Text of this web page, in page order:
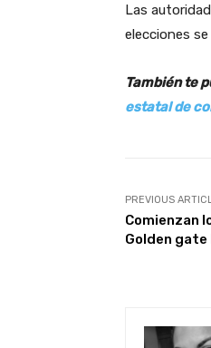
Las
elecciones
También te
estatal de
PREVIOUS
Comienzan
Golden gate